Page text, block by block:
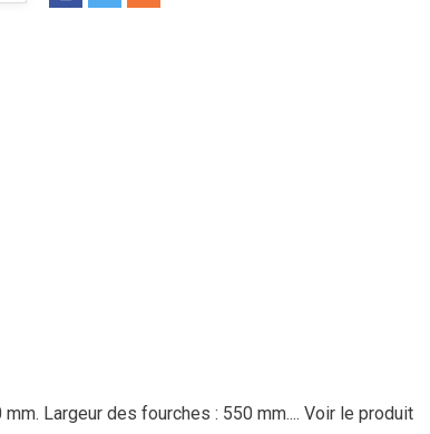
Largeur des fourches : 550 mm.... Voir le produit